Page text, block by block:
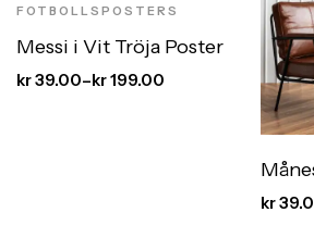
FOTBOLLSPOSTERS
Messi i Vit Tröja Poster
kr39.00–kr199.00
kr